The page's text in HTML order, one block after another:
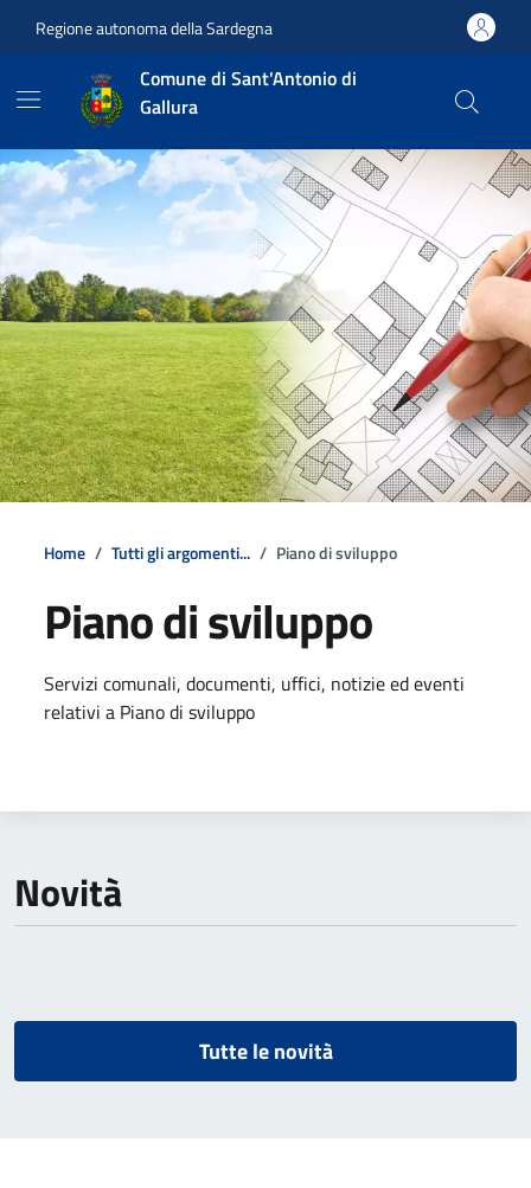
Regione autonoma della Sardegna
Comune di Sant'Antonio di
Gallura
Home Tutti gli argomenti... Piano di sviluppo
Piano di sviluppo
Dettagli della notizia
Servizi comunali, documenti, uffici, notizie ed eventi
relativi a Piano di sviluppo
Novità
Tutte le novità